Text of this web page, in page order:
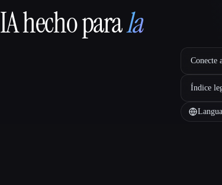
hecho parala
Conecte
Índice